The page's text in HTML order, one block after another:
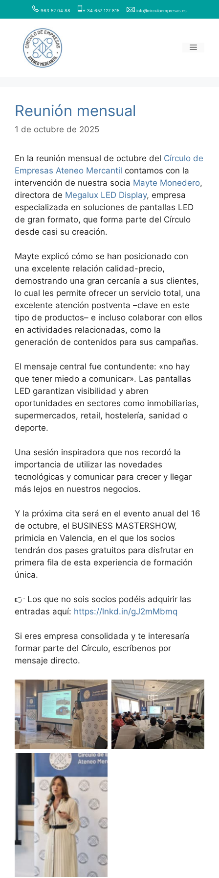
al
contenido
963 52 04 88 + 34 657 127 815 info@circuloempresas.es
Menú
Reunión mensual
1 de octubre de 2025
En la reunión mensual de octubre del Círculo de
Empresas Ateneo Mercantil contamos con la
intervención de nuestra socia Mayte Monedero,
directora de Megalux LED Display, empresa
especializada en soluciones de pantallas LED
de gran formato, que forma parte del Círculo
desde casi su creación.
Mayte explicó cómo se han posicionado con
una excelente relación calidad-precio,
demostrando una gran cercanía a sus clientes,
lo cual les permite ofrecer un servicio total, una
excelente atención postventa –clave en este
tipo de productos– e incluso colaborar con ellos
en actividades relacionadas, como la
generación de contenidos para sus campañas.
El mensaje central fue contundente: «no hay
que tener miedo a comunicar». Las pantallas
LED garantizan visibilidad y abren
oportunidades en sectores como inmobiliarias,
supermercados, retail, hostelería, sanidad o
deporte.
Una sesión inspiradora que nos recordó la
importancia de utilizar las novedades
tecnológicas y comunicar para crecer y llegar
más lejos en nuestros negocios.
Y la próxima cita será en el evento anual del 16
de octubre, el BUSINESS MASTERSHOW,
primicia en Valencia, en el que los socios
tendrán dos pases gratuitos para disfrutar en
primera fila de esta experiencia de formación
única.
👉 Los que no sois socios podéis adquirir las
entradas aquí: https://lnkd.in/gJ2mMbmq
Si eres empresa consolidada y te interesaría
formar parte del Círculo, escríbenos por
mensaje directo.